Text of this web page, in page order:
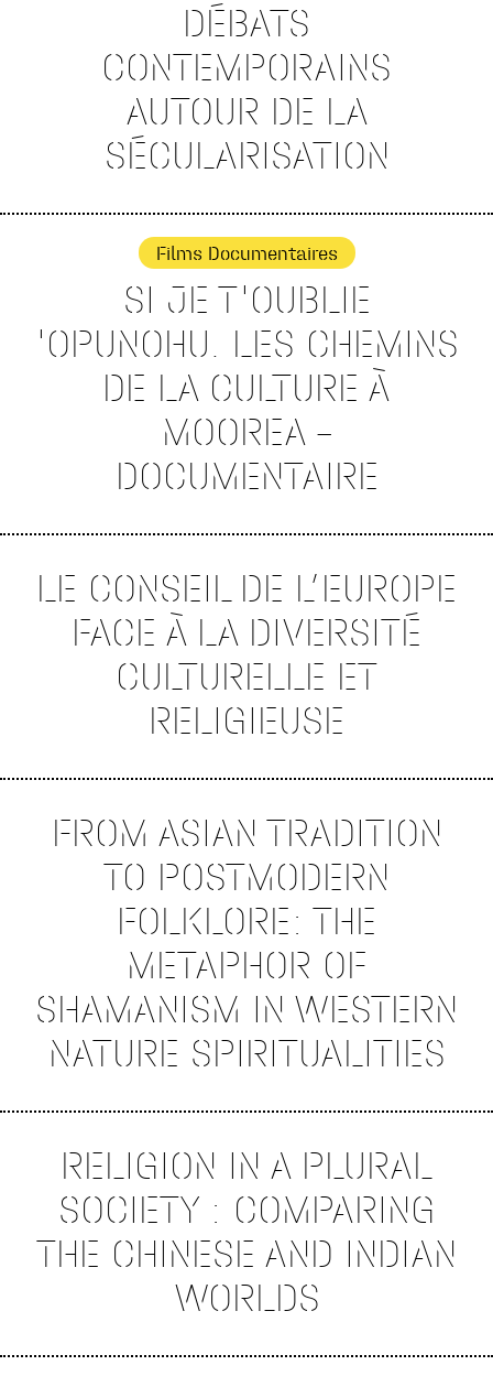
DÉBATS
CONTEMPORAINS
AUTOUR DE LA
SÉCULARISATION
Films Documentaires
SI JE T'OUBLIE
'OPUNOHU. LES CHEMINS
DE LA CULTURE À
MOOREA –
DOCUMENTAIRE
LE CONSEIL DE L’EUROPE
FACE À LA DIVERSITÉ
CULTURELLE ET
RELIGIEUSE
FROM ASIAN TRADITION
TO POSTMODERN
FOLKLORE: THE
METAPHOR OF
SHAMANISM IN WESTERN
NATURE SPIRITUALITIES
RELIGION IN A PLURAL
SOCIETY : COMPARING
THE CHINESE AND INDIAN
WORLDS